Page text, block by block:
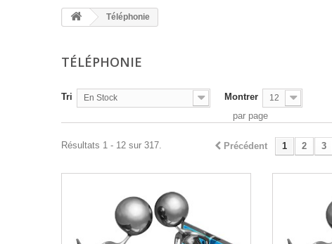
Téléphonie
TÉLÉPHONIE
Tri En Stock Montrer 12
par page
Précédent 1 2 3
Résultats 1 - 12 sur 317.